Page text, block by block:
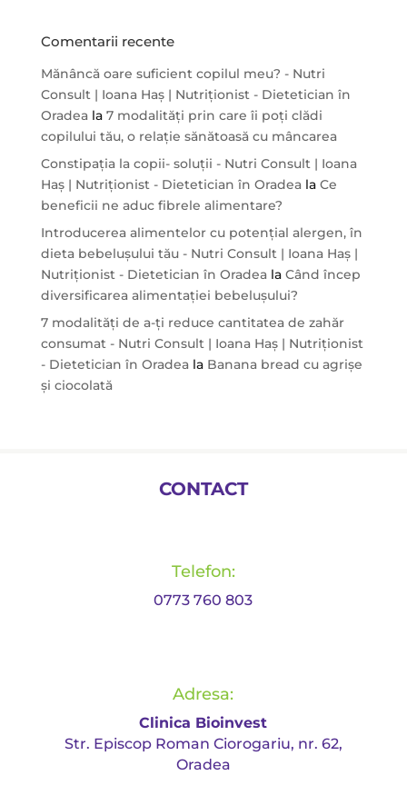
Comentarii recente
Mănâncă oare suficient copilul meu? - Nutri
Consult | Ioana Haș | Nutriționist - Dietetician în
Oradeala 7 modalități prin care îi poți clădi
copilului tău, o relație sănătoasă cu mâncarea
Constipația la copii- soluții - Nutri Consult | Ioana
Haș | Nutriționist - Dietetician în Oradeala Ce
beneficii ne aduc fibrele alimentare?
Introducerea alimentelor cu potențial alergen, în
dieta bebelușului tău - Nutri Consult | Ioana Haș |
Nutriționist - Dietetician în Oradeala Când încep
diversificarea alimentației bebelușului?
7 modalități de a-ți reduce cantitatea de zahăr
consumat - Nutri Consult | Ioana Haș | Nutriționist
- Dietetician în Oradeala Banana bread cu agrișe
și ciocolată
CONTACT
Telefon:
0773 760 803
Adresa:
Clinica Bioinvest
Str. Episcop Roman Ciorogariu, nr. 62,
Oradea